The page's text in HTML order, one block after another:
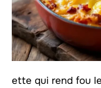
ette qui rend fou